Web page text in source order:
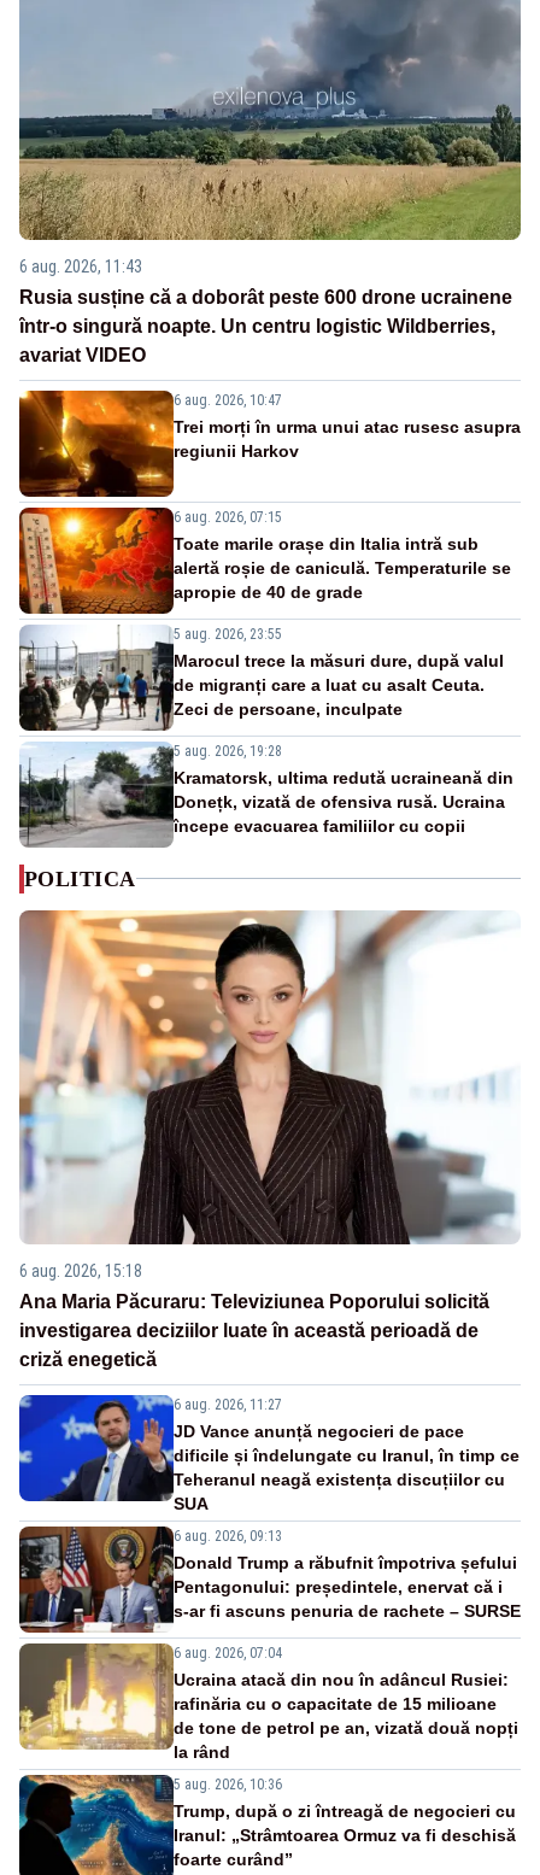
6 aug. 2026, 11:43
Rusia susține că a doborât peste 600 drone ucrainene
într-o singură noapte. Un centru logistic Wildberries,
avariat VIDEO
6 aug. 2026, 10:47
Trei morți în urma unui atac rusesc asupra
regiunii Harkov
6 aug. 2026, 07:15
Toate marile orașe din Italia intră sub
alertă roșie de caniculă. Temperaturile se
apropie de 40 de grade
5 aug. 2026, 23:55
Marocul trece la măsuri dure, după valul
de migranți care a luat cu asalt Ceuta.
Zeci de persoane, inculpate
5 aug. 2026, 19:28
Kramatorsk, ultima redută ucraineană din
Donețk, vizată de ofensiva rusă. Ucraina
începe evacuarea familiilor cu copii
POLITICA
6 aug. 2026, 15:18
Ana Maria Păcuraru: Televiziunea Poporului solicită
investigarea deciziilor luate în această perioadă de
criză enegetică
6 aug. 2026, 11:27
JD Vance anunță negocieri de pace
dificile și îndelungate cu Iranul, în timp ce
Teheranul neagă existența discuțiilor cu
SUA
6 aug. 2026, 09:13
Donald Trump a răbufnit împotriva șefului
Pentagonului: președintele, enervat că i
s-ar fi ascuns penuria de rachete – SURSE
6 aug. 2026, 07:04
Ucraina atacă din nou în adâncul Rusiei:
rafinăria cu o capacitate de 15 milioane
de tone de petrol pe an, vizată două nopți
la rând
5 aug. 2026, 10:36
Trump, după o zi întreagă de negocieri cu
Iranul: „Strâmtoarea Ormuz va fi deschisă
foarte curând”